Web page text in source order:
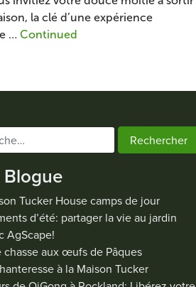
la clé d’une expérience
… Continued
Tucker House camps de jour
d’été: partager la vie au jardin
AgScape!
chasse aux œufs de Pâques
à la Maison Tucker